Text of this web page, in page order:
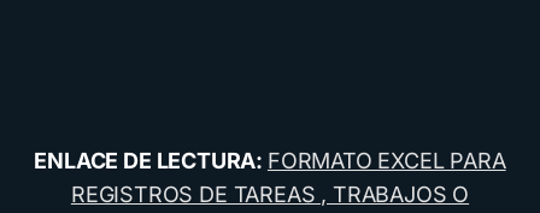
ENLACE DE LECTURA: FORMATO EXCEL PARA
REGISTROS DE TAREAS , TRABAJOS O